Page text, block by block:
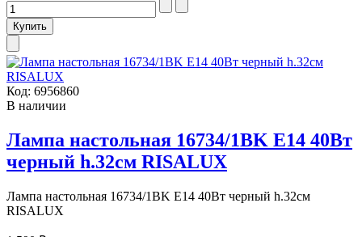
Код: 6956860
В наличии
Лампа настольная 16734/1BK E14 40Вт
черный h.32см RISALUX
Лампа настольная 16734/1BK E14 40Вт черный h.32см
RISALUX